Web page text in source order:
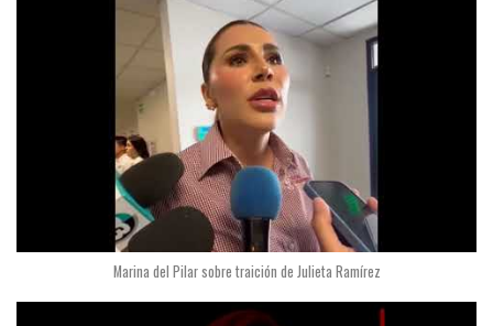
Marina del Pilar sobre traición de Julieta Ramírez